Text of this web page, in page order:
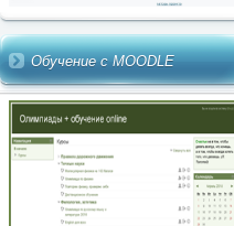
Обучение с MOODLE